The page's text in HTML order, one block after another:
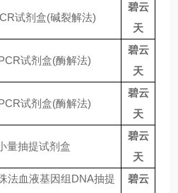
试剂盒(碱裂解法)
碧云
天
试剂盒(酶解法)
碧云
天
试剂盒(酶解法)
碧云
天
量抽提试剂盒
碧云
天
法血液基因组DNA抽提
碧云